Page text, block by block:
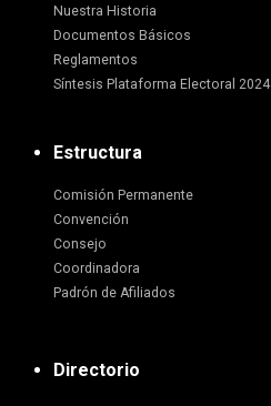
Nuestra Historia
Documentos Básicos
Reglamentos
Síntesis Plataforma Electoral 2024
Estructura
Comisión Permanente
Convención
Consejo
Coordinadora
Padrón de Afiliados
Directorio